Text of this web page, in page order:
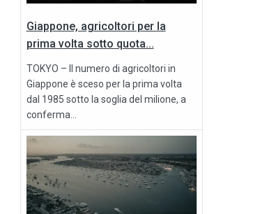
Giappone, agricoltori per la
prima volta sotto quota...
TOKYO – Il numero di agricoltori in
Giappone è sceso per la prima volta
dal 1985 sotto la soglia del milione, a
conferma...